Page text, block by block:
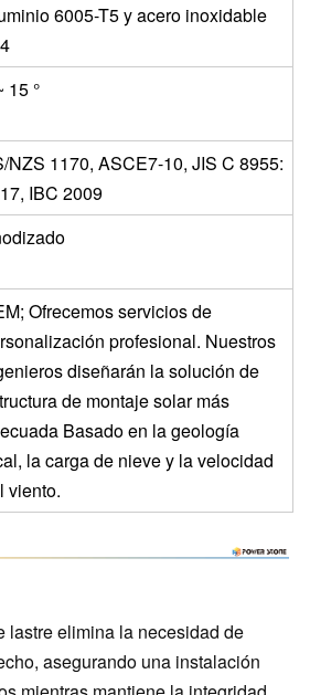
6005-T5 y acero inoxidable
15 °
NZS 1170, ASCE7-10, JIS C 8955:
IBC 2009
Ofrecemos servicios de
profesional. Nuestros
diseñarán la solución de
de montaje solar más
Basado en la geología
la carga de nieve y la velocidad
viento.
lastre elimina la necesidad de
asegurando una instalación